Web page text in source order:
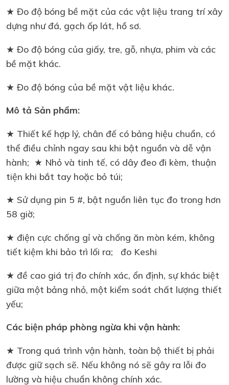
★ Đo độ bóng bề mặt của các vật liệu trang trí xây
dựng như đá, gạch ốp lát, hồ sơ.
★ Đo độ bóng của giấy, tre, gỗ, nhựa, phim và các
bề mặt khác.
★ Đo độ bóng của bề mặt vật liệu khác.
Mô tả Sản phẩm:
★ Thiết kế hợp lý, chân đế có bảng hiệu chuẩn, có
thể điều chỉnh ngay sau khi bật nguồn và dễ vận
hành; ★ Nhỏ và tinh tế, có dây đeo đi kèm, thuận
tiện khi bắt tay hoặc bỏ túi;
★ Sử dụng pin 5 #, bật nguồn liên tục đo trong hơn
58 giờ;
★ điện cực chống gỉ và chống ăn mòn kém, không
tiết kiệm khi bảo trì lối ra; đo Keshi
★ đề cao giá trị đo chính xác, ổn định, sự khác biệt
giữa một bảng nhỏ, một kiểm soát chất lượng thiết
yếu;
Các biện pháp phòng ngừa khi vận hành:
★ Trong quá trình vận hành, toàn bộ thiết bị phải
được giữ sạch sẽ. Nếu không nó sẽ gây ra lỗi đo
lường và hiệu chuẩn không chính xác.